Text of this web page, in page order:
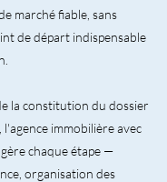
marché fiable, sans
de départ indispensable
la constitution du dossier
immobilière avec
chaque étape —
organisation des